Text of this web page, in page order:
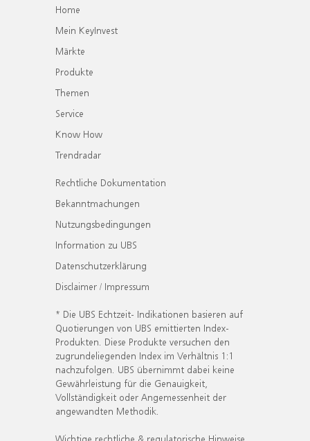
Home
Mein KeyInvest
Märkte
Produkte
Themen
Service
Know How
Trendradar
Rechtliche Dokumentation
Bekanntmachungen
Nutzungsbedingungen
Information zu UBS
Datenschutzerklärung
Disclaimer / Impressum
* Die UBS Echtzeit- Indikationen basieren auf
Quotierungen von UBS emittierten Index-
Produkten. Diese Produkte versuchen den
zugrundeliegenden Index im Verhältnis 1:1
nachzufolgen. UBS übernimmt dabei keine
Gewährleistung für die Genauigkeit,
Vollständigkeit oder Angemessenheit der
angewandten Methodik.